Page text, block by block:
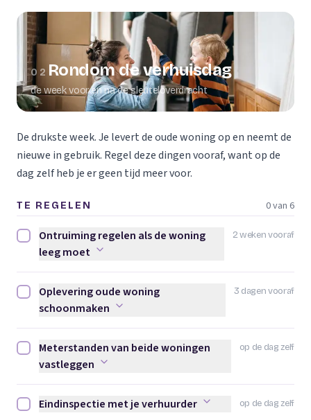
02 Rondom de verhuisdag
de week voor en na de sleuteloverdracht
De drukste week. Je levert de oude woning op en neemt de
nieuwe in gebruik. Regel deze dingen vooraf, want op de
dag zelf heb je er geen tijd meer voor.
TE REGELEN 0 van 6
2 weken vooraf
Ontruiming regelen als de woning leeg moet afvinken
Ontruiming regelen als de woning
leeg moet
3 dagen vooraf
Oplevering oude woning schoonmaken afvinken
Oplevering oude woning
schoonmaken
op de dag zelf
Meterstanden van beide woningen vastleggen afvinken
Meterstanden van beide woningen
vastleggen
op de dag zelf
Eindinspectie met je verhuurder afvinken
Eindinspectie met je verhuurder